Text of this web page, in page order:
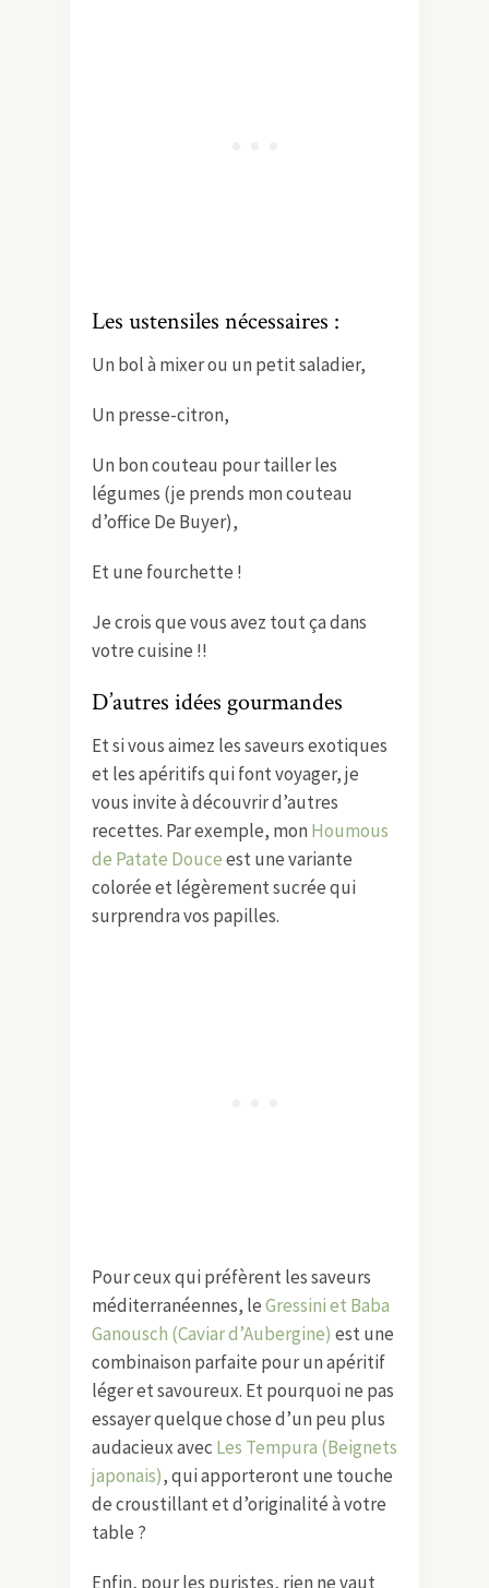
Les ustensiles nécessaires :
Un bol à mixer ou un petit saladier,
Un presse-citron,
Un bon couteau pour tailler les
légumes (je prends mon couteau
d’office De Buyer),
Et une fourchette !
Je crois que vous avez tout ça dans
votre cuisine !!
D’autres idées gourmandes
Et si vous aimez les saveurs exotiques
et les apéritifs qui font voyager, je
vous invite à découvrir d’autres
recettes. Par exemple, mon Houmous
de Patate Douceest une variante
colorée et légèrement sucrée qui
surprendra vos papilles.
Pour ceux qui préfèrent les saveurs
méditerranéennes, leGressini et Baba
Ganousch (Caviar d’Aubergine) est une
combinaison parfaite pour un apéritif
léger et savoureux. Et pourquoi ne pas
essayer quelque chose d’un peu plus
audacieux avec Les Tempura (Beignets
japonais), qui apporteront une touche
de croustillant et d’originalité à votre
table ?
Enfin, pour les puristes, rien ne vaut